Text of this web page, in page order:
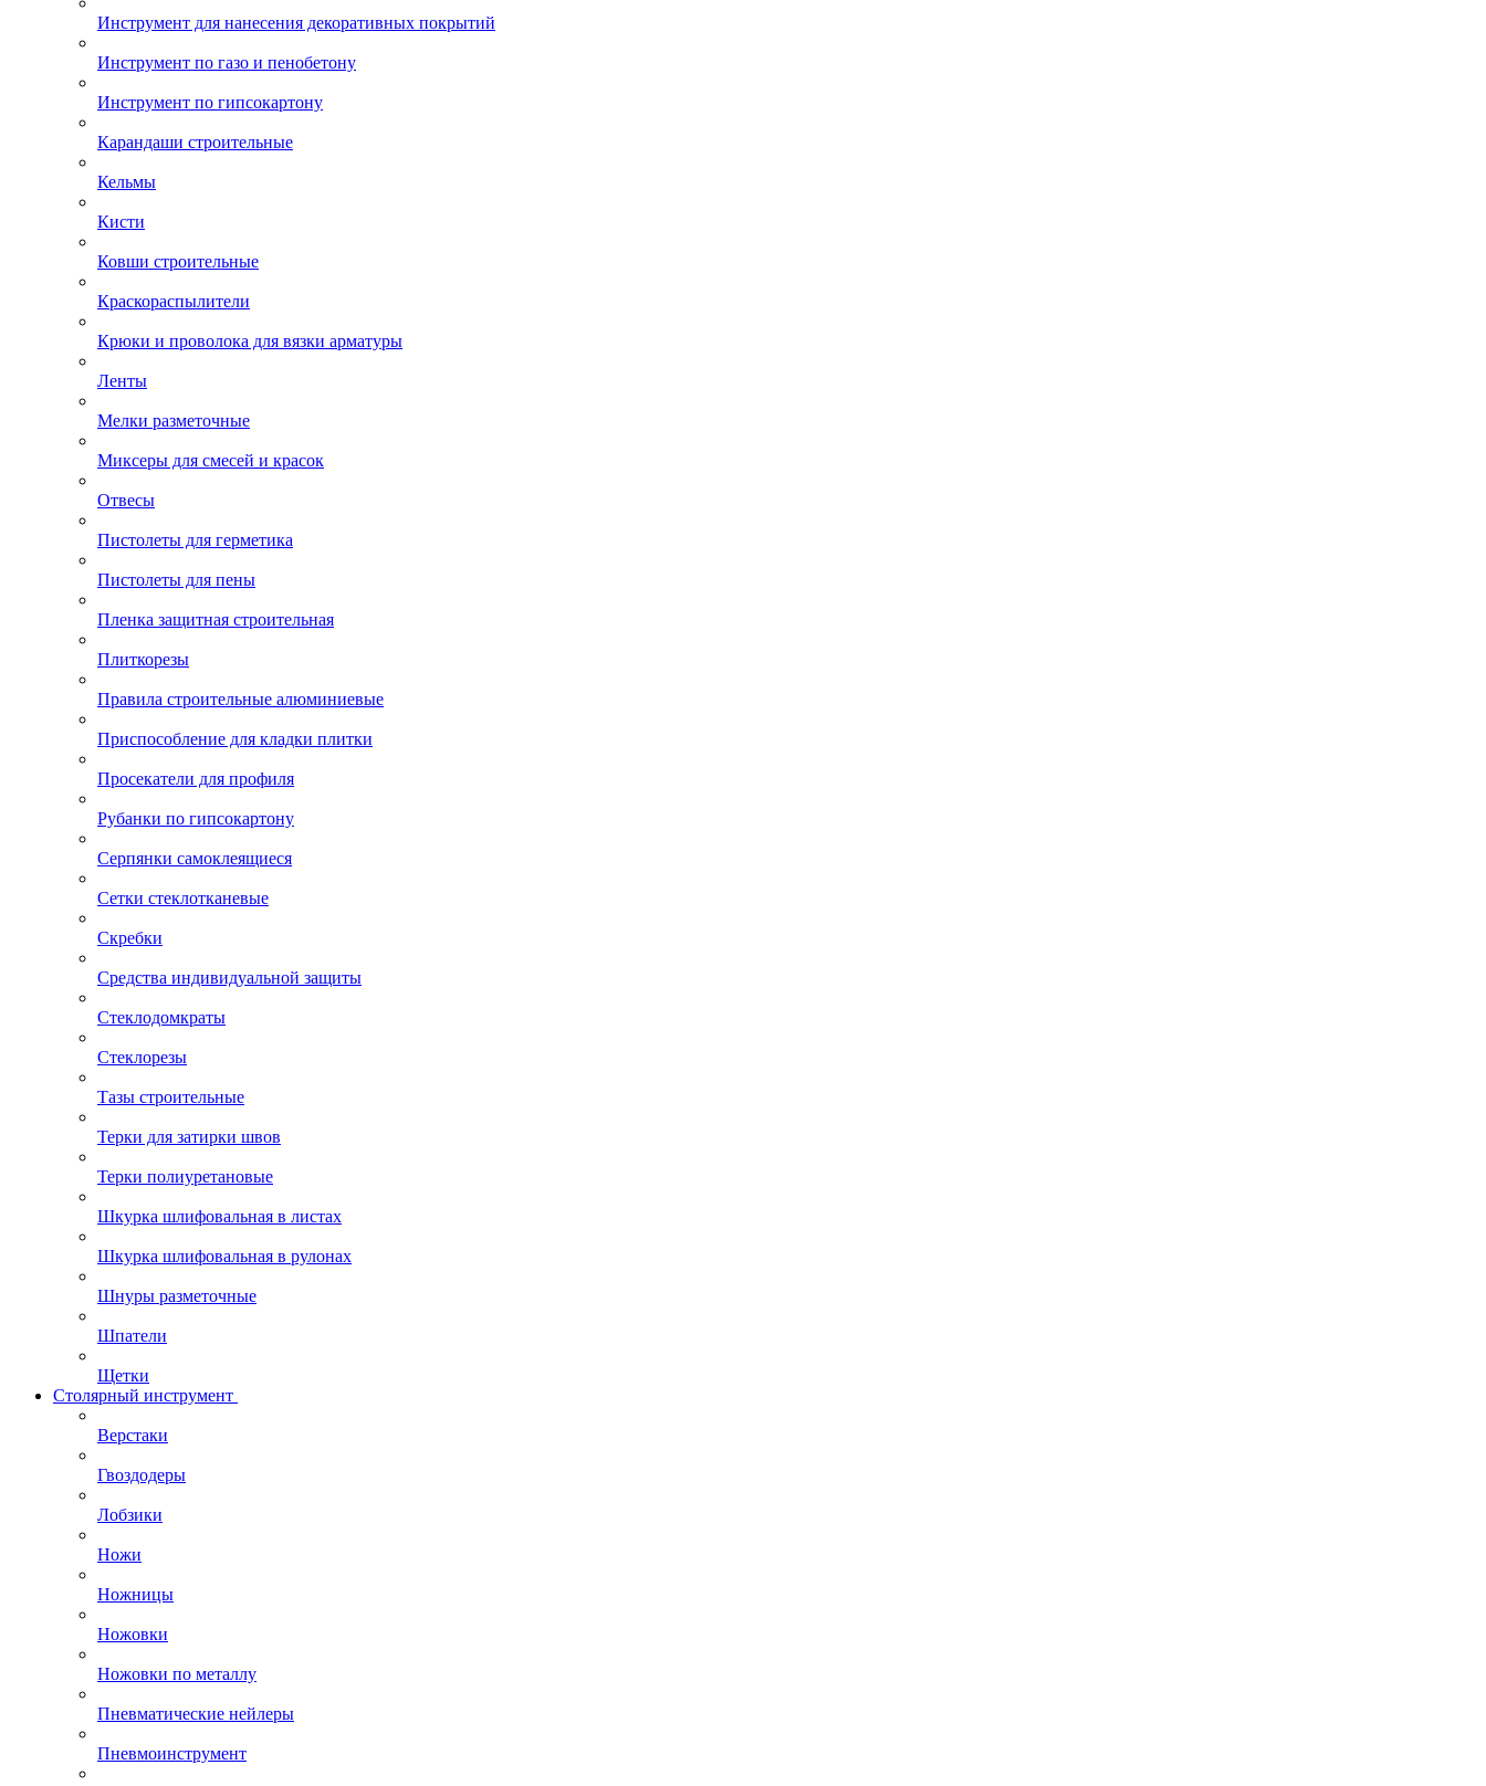
Инструмент для нанесения декоративных покрытий
Инструмент по газо и пенобетону
Инструмент по гипсокартону
Карандаши строительные
Кельмы
Кисти
Ковши строительные
Краскораспылители
Крюки и проволока для вязки арматуры
Ленты
Мелки разметочные
Миксеры для смесей и красок
Отвесы
Пистолеты для герметика
Пистолеты для пены
Пленка защитная строительная
Плиткорезы
Правила строительные алюминиевые
Приспособление для кладки плитки
Просекатели для профиля
Рубанки по гипсокартону
Серпянки самоклеящиеся
Сетки стеклотканевые
Скребки
Средства индивидуальной защиты
Стеклодомкраты
Стеклорезы
Тазы строительные
Терки для затирки швов
Терки полиуретановые
Шкурка шлифовальная в листах
Шкурка шлифовальная в рулонах
Шнуры разметочные
Шпатели
Щетки
Столярный инструмент
Верстаки
Гвоздодеры
Лобзики
Ножи
Ножницы
Ножовки
Ножовки по металлу
Пневматические нейлеры
Пневмоинструмент